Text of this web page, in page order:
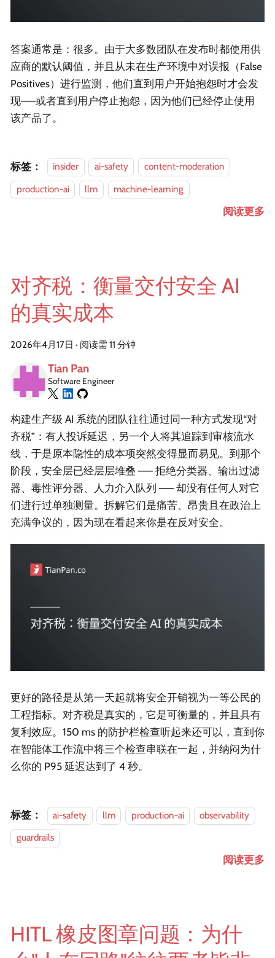
答案通常是：很多。由于大多数团队在发布时都使用供
应商的默认阈值，并且从未在生产环境中对误报（False
Positives）进行监测，他们直到用户开始抱怨时才会发
现——或者直到用户停止抱怨，因为他们已经停止使用
该产品了。
标签： insider ai-safety
content-moderation
production-ai
llm machine-learning
阅读更多
对齐税：衡量交付安全 AI
的真实成本
2026年4月17日 · 阅读需 11 分钟
Tian Pan
Software Engineer
构建生产级 AI 系统的团队往往通过同一种方式发现“对
齐税”：有人投诉延迟，另一个人将其追踪到审核流水
线，于是原本隐性的成本项突然变得显而易见。到那个
阶段，安全层已经层层堆叠 —— 拒绝分类器、输出过滤
器、毒性评分器、人力介入队列 —— 却没有任何人对它
们进行过单独测量。拆解它们是痛苦、昂贵且在政治上
充满争议的，因为现在看起来你是在反对安全。
更好的路径是从第一天起就将安全开销视为一等公民的
工程指标。对齐税是真实的，它是可衡量的，并且具有
复利效应。150 ms 的防护栏检查听起来还可以，直到你
在智能体工作流中将三个检查串联在一起，并纳闷为什
么你的 P95 延迟达到了 4 秒。
标签： ai-safety llm production-ai
observability
guardrails
阅读更多
HITL 橡皮图章问题：为什